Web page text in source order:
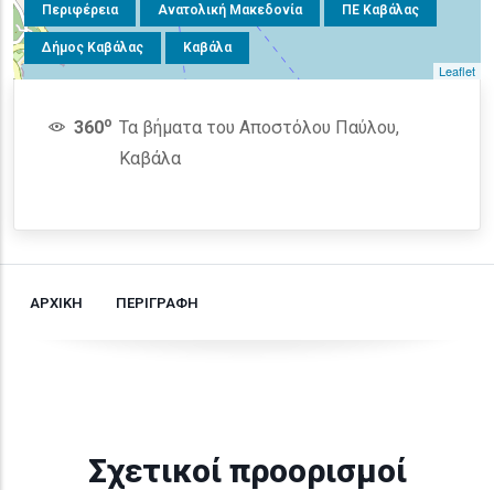
Περιφέρεια Ανατολική Μακεδονία ΠΕ Καβάλας
Δήμος Καβάλας Καβάλα
Leaflet
360o Τα βήματα του Αποστόλου Παύλου,
Καβάλα
ΑΡΧΙΚΗ ΠΕΡΙΓΡΑΦΗ
Σχετικοί προορισμοί